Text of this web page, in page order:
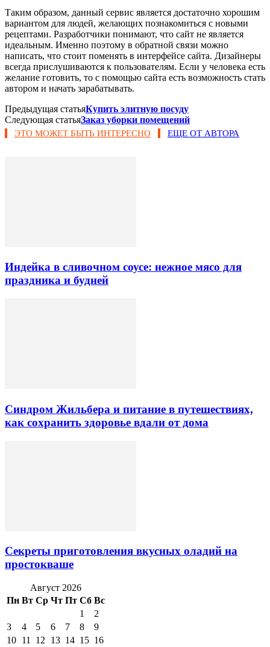
Таким образом, данный сервис является достаточно хорошим
вариантом для людей, желающих познакомиться с новыми
рецептами. Разработчики понимают, что сайт не является
идеальным. Именно поэтому в обратной связи можно
написать, что стоит поменять в интерфейсе сайта. Дизайнеры
всегда прислушиваются к пользователям. Если у человека есть
желание готовить, то с помощью сайта есть возможность стать
автором и начать зарабатывать.
Предыдущая статьяКупить элитную посуду
Следующая статьяЗаказ уборки помещений
ЭТО МОЖЕТ БЫТЬ ИНТЕРЕСНО ЕЩЕ ОТ АВТОРА
Индейка в сливочном соусе: нежное мясо для
праздника и будней
Синдром Жильбера и питание в путешествиях,
как сохранить здоровье вдали от дома
Секреты приготовления вкусных оладий на
простокваше
Август 2026
Пн Вт Ср Чт Пт Сб Вс
1
2
3
4 5 6 7 8
9
10 11 12 13 14 15 16